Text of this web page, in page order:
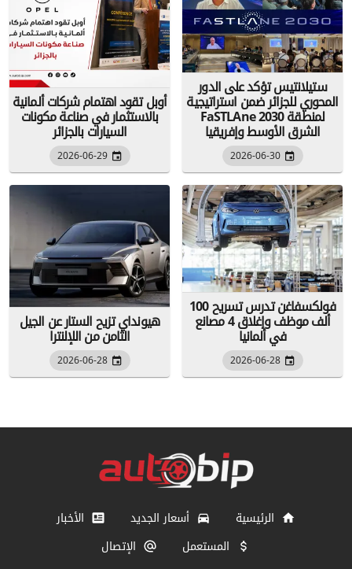
ستيلانتيس تؤكد على الدور
المحوري للجزائر ضمن استراتيجية
FaSTLAne 2030 لمنطقة
الشرق الأوسط وإفريقيا
2026-06-30
أوبل تقود اهتمام شركات ألمانية
بالاستثمار في صناعة مكونات
السيارات بالجزائر
2026-06-29
فولكسفاغن تدرس تسريح 100
ألف موظف وإغلاق 4 مصانع
في ألمانيا
2026-06-28
هيونداي تزيح الستار عن الجيل
الثامن من اللإلنترا
2026-06-28
الرئيسية أسعار الجديد
الأخبار
المستعمل
الإتصال